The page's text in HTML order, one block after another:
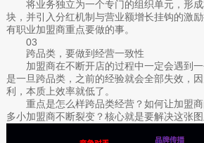
将业务独立为一个专门的组织单元，形成
块，并引入分红机制与营业额增长挂钩的激
有职业加盟商重点要做的事。
03
跨品类，要做到经营一致性
加盟商在不断开店的过程中一定会遇到
是一旦跨品类，之前的经验就会全部失效，
利，本质上效率就低了。
重点是怎么样跨品类经营？如何让加盟商
多小加盟商不断裂变？核心就是要解决这张图